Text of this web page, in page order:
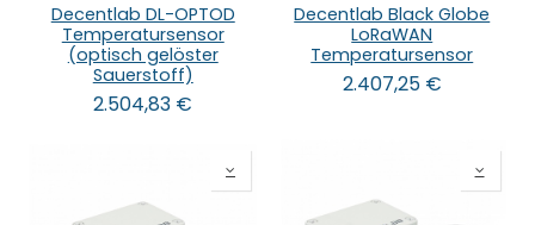
Decentlab DL-OPTOD
Temperatursensor
(optisch gelöster
Sauerstoff)
2.504,83 €
Decentlab Black Globe
LoRaWAN
Temperatursensor
2.407,25€